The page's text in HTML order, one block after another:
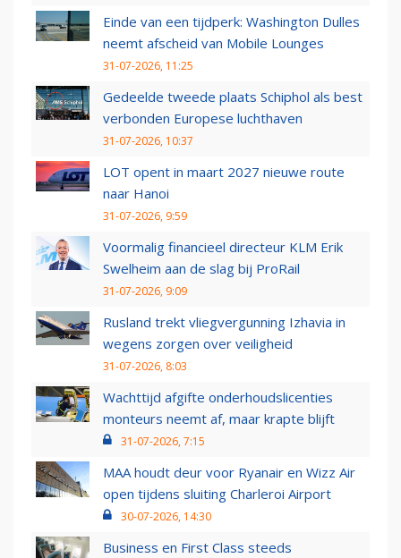
Einde van een tijdperk: Washington Dulles
neemt afscheid van Mobile Lounges
31-07-2026, 11:25
Gedeelde tweede plaats Schiphol als best
verbonden Europese luchthaven
31-07-2026, 10:37
LOT opent in maart 2027 nieuwe route
naar Hanoi
31-07-2026, 9:59
Voormalig financieel directeur KLM Erik
Swelheim aan de slag bij ProRail
31-07-2026, 9:09
Rusland trekt vliegvergunning Izhavia in
wegens zorgen over veiligheid
31-07-2026, 8:03
Wachttijd afgifte onderhoudslicenties
monteurs neemt af, maar krapte blijft
31-07-2026, 7:15
MAA houdt deur voor Ryanair en Wizz Air
open tijdens sluiting Charleroi Airport
30-07-2026, 14:30
Business en First Class steeds